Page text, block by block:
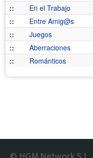
::
En el Trabajo
::
Entre Amig@s
::
Juegos
::
Aberraciones
::
Románticos